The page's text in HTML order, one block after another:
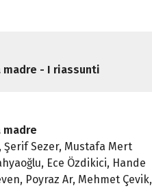
madre - I riassunti
madre
Şerif Sezer, Mustafa Mert
Ece Özdikici, Hande
Poyraz Ar, Mehmet Çevik,